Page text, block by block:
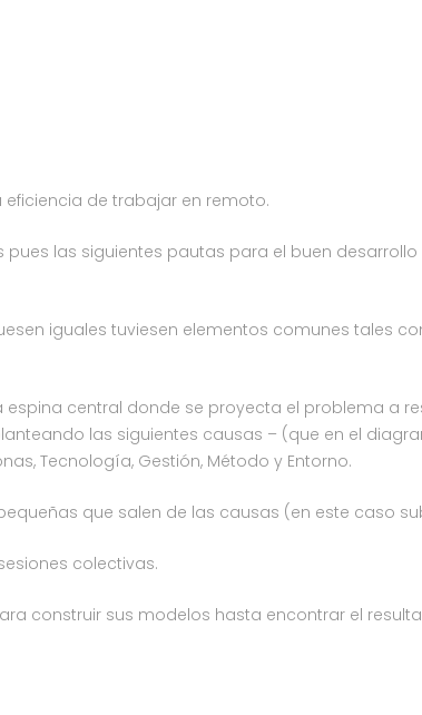
de trabajar en remoto.
las siguientes pautas para el buen desarrollo
iguales tuviesen elementos comunes tales
central donde se proyecta el problema a
las siguientes causas – (que en el
Tecnología, Gestión, Método y Entorno.
que salen de las causas (en este caso
colectivas.
construir sus modelos hasta encontrar el